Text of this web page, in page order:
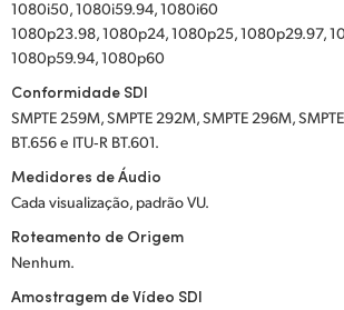
1080i50, 1080i59.94, 1080i60
1080p23.98, 1080p24, 1080p25, 1080p29.97,
1080p59.94, 1080p60
Conformidade SDI
SMPTE 259M, SMPTE 292M, SMPTE 296M,
BT.656 e ITU‑R BT.601.
Medidores de Áudio
Cada visualização, padrão VU.
Roteamento de Origem
Nenhum.
Amostragem de Vídeo SDI